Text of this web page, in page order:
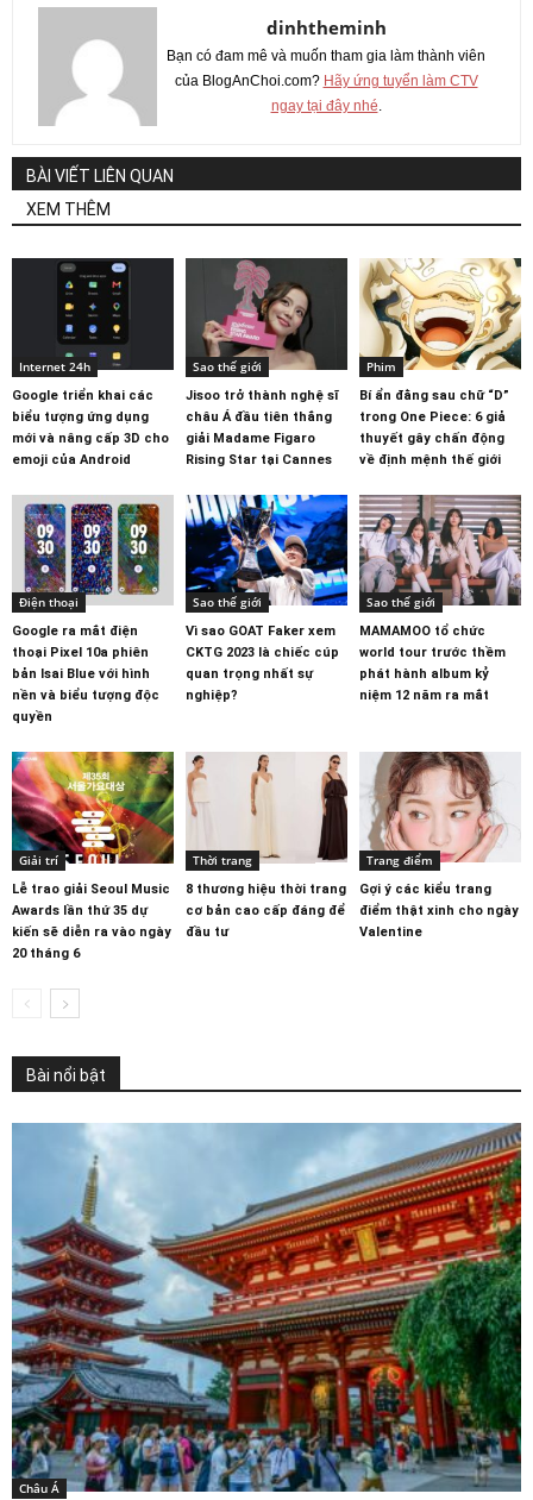
dinhtheminh
Bạn có đam mê và muốn tham gia làm thành viên
của BlogAnChoi.com? Hãy ứng tuyển làm CTV
ngay tại đây nhé.
BÀI VIẾT LIÊN QUAN
XEM THÊM
Internet 24h
Google triển khai các
biểu tượng ứng dụng
mới và nâng cấp 3D cho
emoji của Android
Sao thế giới
Jisoo trở thành nghệ sĩ
châu Á đầu tiên thắng
giải Madame Figaro
Rising Star tại Cannes
Phim
Bí ẩn đằng sau chữ “D”
trong One Piece: 6 giả
thuyết gây chấn động
về định mệnh thế giới
Điện thoại
Google ra mắt điện
thoại Pixel 10a phiên
bản Isai Blue với hình
nền và biểu tượng độc
quyền
Sao thế giới
Vì sao GOAT Faker xem
CKTG 2023 là chiếc cúp
quan trọng nhất sự
nghiệp?
Sao thế giới
MAMAMOO tổ chức
world tour trước thềm
phát hành album kỷ
niệm 12 năm ra mắt
Giải trí
Lễ trao giải Seoul Music
Awards lần thứ 35 dự
kiến sẽ diễn ra vào ngày
20 tháng 6
Thời trang
8 thương hiệu thời trang
cơ bản cao cấp đáng để
đầu tư
Trang điểm
Gợi ý các kiểu trang
điểm thật xinh cho ngày
Valentine
Bài nổi bật
Châu Á